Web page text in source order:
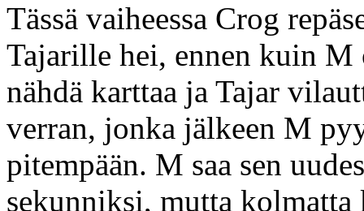
Tässä vaiheessa Crog
Tajarille hei, ennen kuin
nähdä karttaa ja Tajar
verran, jonka jälkeen M
pitempään. M saa sen
sekunniksi, mutta kolmatta